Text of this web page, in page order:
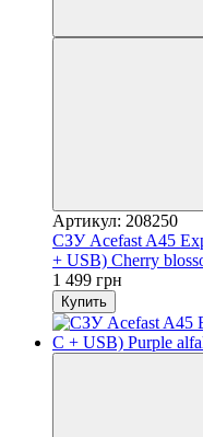
Артикул: 208250
СЗУ Acefast A45
+ USB) Cherry
1 499 грн
Купить